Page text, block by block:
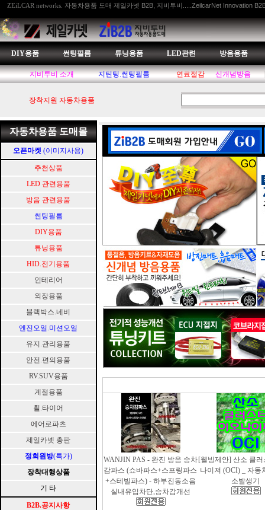
ZEiLCAR networks. 자동차용품 도매 제일카넷 B2B, 지비투비.....ZeilcarNet Innovation
DIY용품 썬팅필름 튜닝용품 LED관련 방음용품
지비투비 소개 지틴팅.썬팅필름 연료절감 신개념방음
장착지원 자동차용품
자동차용품 도매몰
오픈마켓 (이미지사용)
추천상품
LED 관련용품
방음 관련용품
썬팅필름
DIY용품
튜닝용품
HID.전기용품
인테리어
외장용품
블랙박스.네비
엔진오일.미션오일
유지.관리용품
안전.편의용품
RV.SUV용품
계절용품
휠.타이어
에어로파츠
제일카넷 총판
정회원방(특가)
장착대행상품
기 타
B2B.공지사항
WANJIN PAS - 완진 방음 승차
감파스 (쇼바파스+스프링파스
+스테빌파스) - 하부진동소음
실내유입차단,승차감개선
[웰빙제안] 산소 클
나이져 (OCI) _ 자동
소발생기